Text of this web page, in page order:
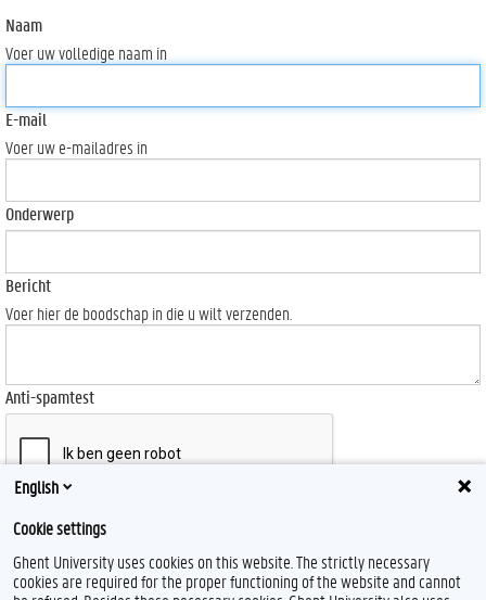
Naam
Voer uw volledige naam in
E-mail
Voer uw e-mailadres in
Onderwerp
Bericht
Voer hier de boodschap in die u wilt verzenden.
Anti-spamtest
Send
English
Cookie settings
Ghent University uses cookies on this website. The strictly necessary
cookies are required for the proper functioning of the website and cannot